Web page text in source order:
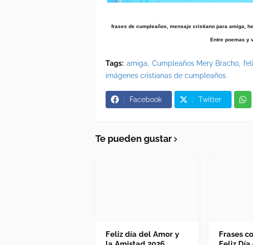
frases de cumpleaños, mensaje cristiano para amiga,
Entre poemas y
Tags: amiga Cumpleaños Mery Bracho
imágenes cristianas de cumpleaños
Facebook Twitter
Te pueden gustar
Feliz día del Amor y
Frases